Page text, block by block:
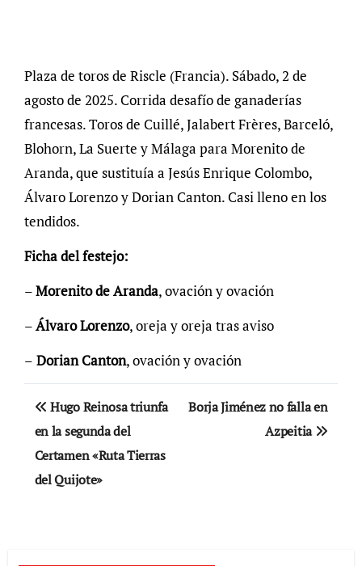
Plaza de toros de Riscle (Francia). Sábado, 2 de
agosto de 2025. Corrida desafío de ganaderías
francesas. Toros de Cuillé, Jalabert Frères, Barceló,
Blohorn, La Suerte y Málaga para Morenito de
Aranda, que sustituía a Jesús Enrique Colombo,
Álvaro Lorenzo y Dorian Canton. Casi lleno en los
tendidos.
Ficha del festejo:
–Morenito de Aranda, ovación y ovación
–Álvaro Lorenzo, oreja y oreja tras aviso
– Dorian Canton, ovación y ovación
Navegación
de
entradas
Hugo Reinosa triunfa
en la segunda del
Certamen «Ruta Tierras
del Quijote»
Borja Jiménez no falla en
Azpeitia